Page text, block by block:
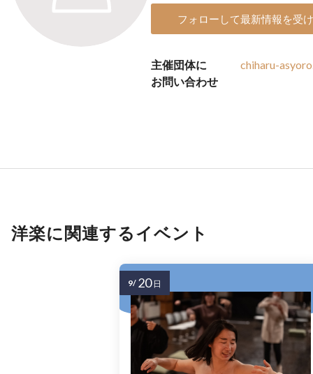
フォローして最新情報を受
主催団体に
お問い合わせ
chiharu-
洋楽に関連するイベント
9/ 20 日